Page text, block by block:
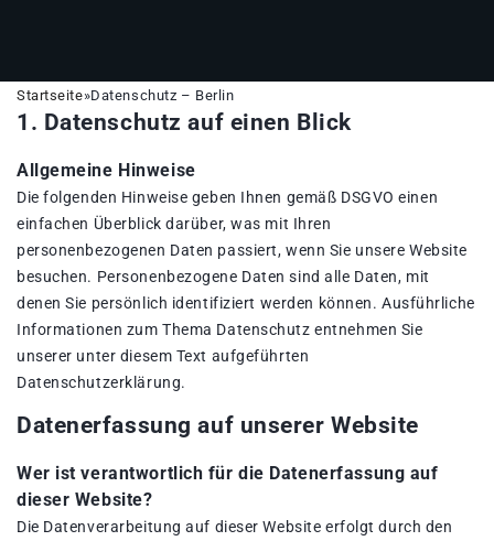
Startseite»Datenschutz – Berlin
1. Datenschutz auf einen Blick
Allgemeine Hinweise
Die folgenden Hinweise geben Ihnen gemäß DSGVO einen
einfachen Überblick darüber, was mit Ihren
personenbezogenen Daten passiert, wenn Sie unsere Website
besuchen. Personenbezogene Daten sind alle Daten, mit
denen Sie persönlich identifiziert werden können. Ausführliche
Informationen zum Thema Datenschutz entnehmen Sie
unserer unter diesem Text aufgeführten
Datenschutzerklärung.
Datenerfassung auf unserer Website
Wer ist verantwortlich für die Datenerfassung auf
dieser Website?
Die Datenverarbeitung auf dieser Website erfolgt durch den